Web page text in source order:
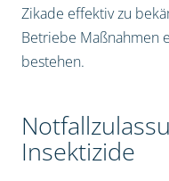
Zikade effektiv zu
Betriebe Maßnahmen
bestehen.
Insektizide